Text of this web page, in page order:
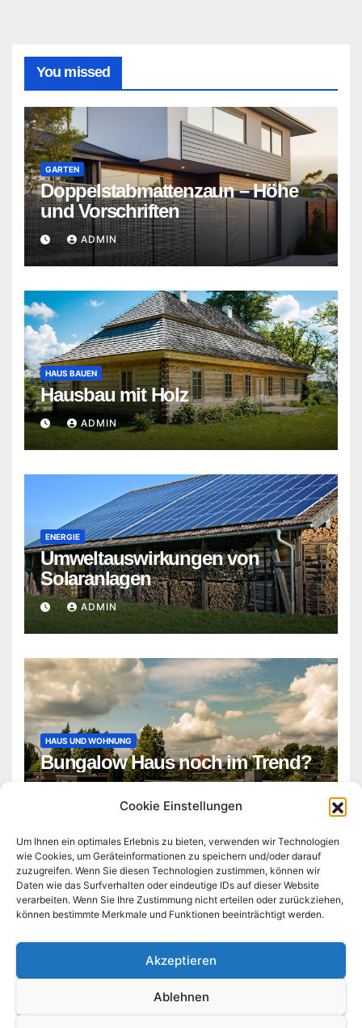
Cookie Einstellungen
Um Ihnen ein optimales Erlebnis zu bieten, verwenden wir Technologien
wie Cookies, um Geräteinformationen zu speichern und/oder darauf
zuzugreifen. Wenn Sie diesen Technologien zustimmen, können wir
Daten wie das Surfverhalten oder eindeutige IDs auf dieser Website
verarbeiten. Wenn Sie Ihre Zustimmung nicht erteilen oder zurückziehen,
können bestimmte Merkmale und Funktionen beeinträchtigt werden.
Akzeptieren
Ablehnen
You missed
GARTEN
Doppelstabmattenzaun – Höhe
und Vorschriften
ADMIN
HAUS BAUEN
Hausbau mit Holz
ADMIN
ENERGIE
Umweltauswirkungen von
Solaranlagen
ADMIN
HAUS UND WOHNUNG
Bungalow Haus noch im Trend?
technologie-business-tag.de
Stolz präsentiert von WordPress